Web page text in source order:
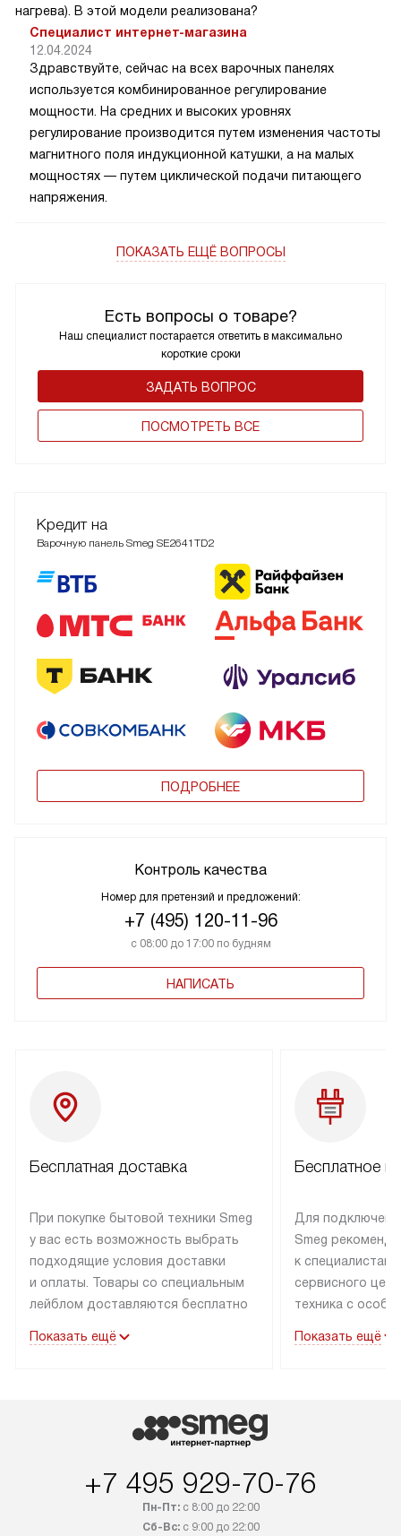
Есть вопросы о товаре?
Наш специалист постарается ответить в максимально
короткие сроки
ЗАДАТЬ ВОПРОС
ПОCМОТРЕТЬ ВСЕ
нагрева). В этой модели реализована?
Специалист интернет-магазина
12.04.2024
Здравствуйте, сейчас на всех варочных панелях
используется комбинированное регулирование
мощности. На средних и высоких уровнях
регулирование производится путем изменения частоты
магнитного поля индукционной катушки, а на малых
мощностях — путем циклической подачи питающего
напряжения.
ПОКАЗАТЬ ЕЩЁ ВОПРОСЫ
Кредит на
Варочную панель Smeg SE2641TD2
ПОДРОБНЕЕ
Контроль качества
Номер для претензий и предложений:
+7 (495) 120-11-96
с 08:00 до 17:00 по будням
НАПИСАТЬ
Бесплатная доставка
При покупке бытовой техники Smeg
у вас есть возможность выбрать
подходящие условия доставки
и оплаты. Товары со специальным
лейблом доставляются бесплатно
до подъезда. Доставка за пределы
маркировку «в наличии», может
быть отправлен покупателю
в Санкт-Петербург и другие
регионы осуществляется через
транспортные компании. После
Показать ещё
Бесплатное
Для
Smeg
к специалистам
сервисного
техника с
коммуникациям.
подключения к
и канализации
Показать ещё
+7 495 929-70-76
Пн-Пт:с 8:00 до 22:00
Сб-Вс:с 9:00 до 22:00